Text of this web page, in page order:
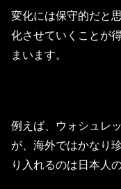
変化には保守的だと
化させていくことが
まいます。
例えば、ウォシュレ
が、海外ではかなり
り入れるのは日本人